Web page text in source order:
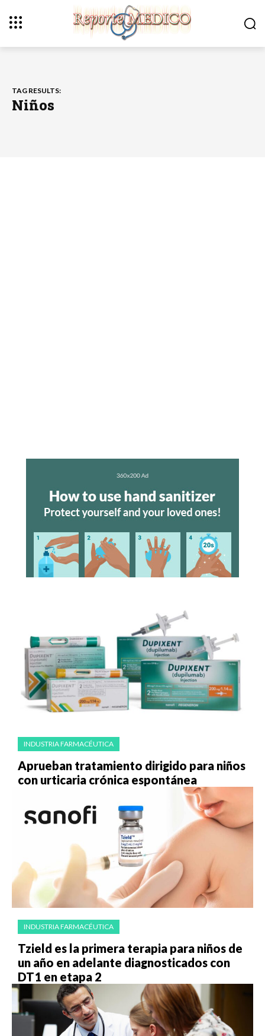
TAG RESULTS:
Niños
INDUSTRIA FARMACÉUTICA
Aprueban tratamiento dirigido para niños
con urticaria crónica espontánea
INDUSTRIA FARMACÉUTICA
Tzield es la primera terapia para niños de
un año en adelante diagnosticados con
DT1 en etapa 2